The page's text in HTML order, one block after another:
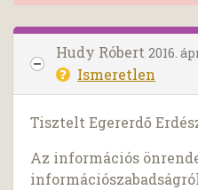
Hudy Róbert 2016.
Ismeretlen
Tisztelt Egererdő
Az információs